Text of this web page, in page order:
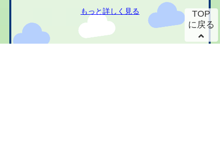
もっと詳しく見る
TOP
に戻る